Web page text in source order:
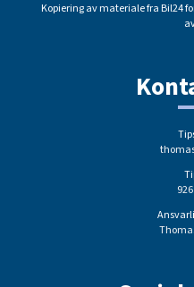
Kopiering av materiale fra Bil24